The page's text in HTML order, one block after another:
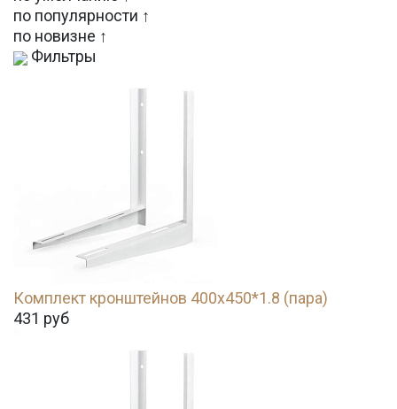
по популярности ↑
по новизне ↑
Фильтры
Комплект кронштейнов 400х450*1.8 (пара)
431 руб